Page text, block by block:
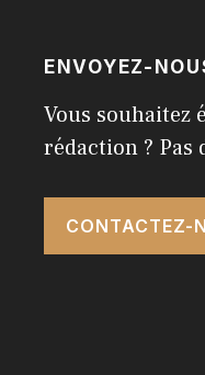
ENVOYEZ-
Vous souhaitez
rédaction ? Pas
CONTACTEZ-